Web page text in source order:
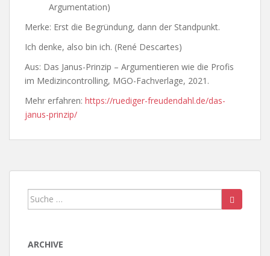
Argumentation)
Merke: Erst die Begründung, dann der Standpunkt.
Ich denke, also bin ich. (René Descartes)
Aus: Das Janus-Prinzip – Argumentieren wie die Profis
im Medizincontrolling, MGO-Fachverlage, 2021.
Mehr erfahren: https://ruediger-freudendahl.de/das-
janus-prinzip/
Suche
nach:
ARCHIVE